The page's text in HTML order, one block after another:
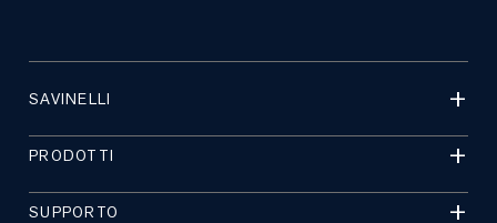
SAVINELLI
PRODOTTI
SUPPORTO